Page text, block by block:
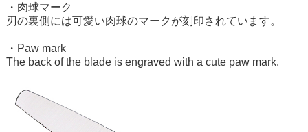
・肉球マーク
刃の裏側には可愛い肉球のマークが刻印されています。
・Paw mark
The back of the blade is engraved with a cute paw mark.